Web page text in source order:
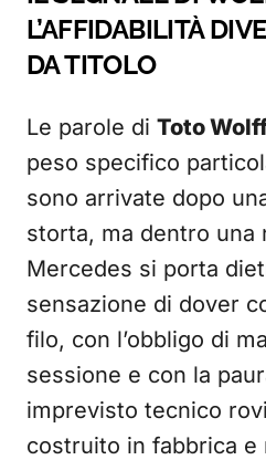
L’AFFIDABILITÀ
DA TITOLO
Le parole di Toto
peso specifico
sono arrivate dopo
storta, ma dentro una
Mercedes si porta
sensazione di dover
filo, con l’obbligo di
sessione e con la
imprevisto tecnico
costruito in fabbrica